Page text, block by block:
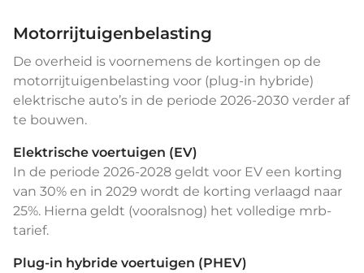
Motorrijtuigenbelasting
De overheid is voornemens de kortingen op de
motorrijtuigenbelasting voor (plug-in hybride)
elektrische auto’s in de periode 2026-2030 verder af
te bouwen.
Elektrische voertuigen (EV)
In de periode 2026-2028 geldt voor EV een korting
van 30% en in 2029 wordt de korting verlaagd naar
25%. Hierna geldt (vooralsnog) het volledige mrb-
tarief.
Plug-in hybride voertuigen (PHEV)